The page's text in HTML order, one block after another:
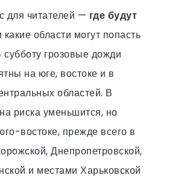
для читателей — где будут
какие области могут попасть
субботу грозовые дожди
на юге, востоке и в
областей. В
риска уменьшится, но
востоке, прежде всего в
Днепропетровской,
и местами Харьковской